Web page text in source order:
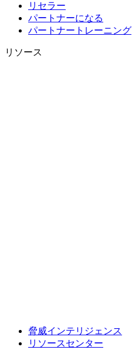
リセラー
パートナーになる
パートナートレーニング
リソース
脅威インテリジェンス
リソースセンター